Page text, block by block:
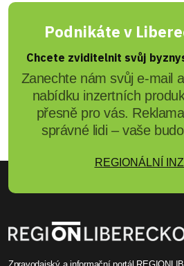
Podnikáte v
Chcete zviditelnit svůj
Zanechte nám svůj e-mail
nabídku inzertních
přesně pro vás.
správné lidi – vaše
REGIONÁLNÍ